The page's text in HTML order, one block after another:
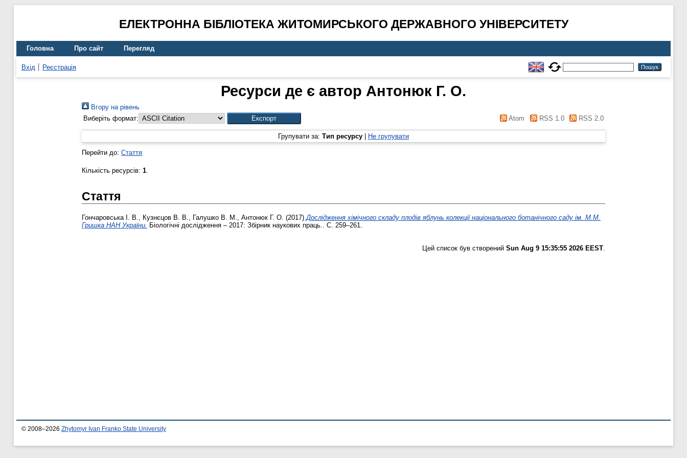
ЕЛЕКТРОННА БІБЛІОТЕКА ЖИТОМИРСЬКОГО ДЕРЖАВНОГО УНІВЕРСИТЕТУ
Головна Про сайт Перегляд
Вхід Реєстрація
Ресурси де є автор Антонюк Г. О.
Вгору на рівень
Виберіть формат:
Atom RSS 1.0 RSS 2.0
Групувати за: Тип ресурсу Не групувати
Перейти до: Стаття
Кількість ресурсів: 1.
Стаття
Гончаровська І. В., Кузнєцов В. В., Галушко В. М., Антонюк Г. О. (2017)Дослідження хімічного складу плодів яблунь колекції національного ботанічного саду ім. М.М.
Гришка НАН України. Біологічні дослідження – 2017: Збірник наукових праць.. С. 259–261.
Цей список був створений Sun Aug 9 15:35:55 2026 EEST.
© 2008–2026 Zhytomyr Ivan Franko State University